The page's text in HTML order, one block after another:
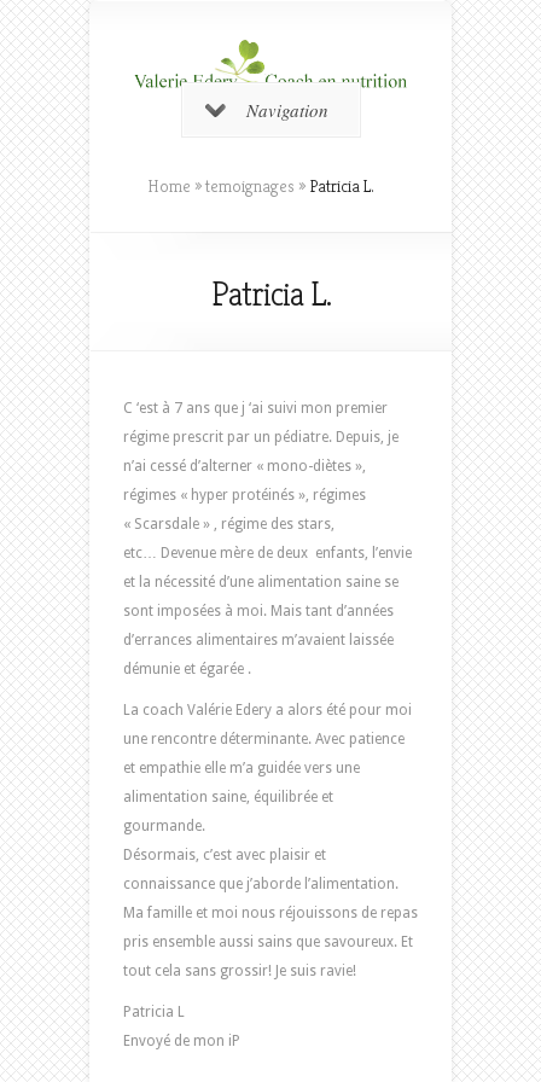
Navigation
Home »temoignages » Patricia L.
Patricia L.
C ‘est à 7 ans que j ‘ai suivi mon premier
régime prescrit par un pédiatre. Depuis, je
n’ai cessé d’alterner « mono-diètes »,
régimes « hyper protéinés », régimes
« Scarsdale » , régime des stars,
etc… Devenue mère de deux enfants, l’envie
et la nécessité d’une alimentation saine se
sont imposées à moi. Mais tant d’années
d’errances alimentaires m’avaient laissée
démunie et égarée .
La coach Valérie Edery a alors été pour moi
une rencontre déterminante. Avec patience
et empathie elle m’a guidée vers une
alimentation saine, équilibrée et
gourmande.
Désormais, c’est avec plaisir et
connaissance que j’aborde l’alimentation.
Ma famille et moi nous réjouissons de repas
pris ensemble aussi sains que savoureux. Et
tout cela sans grossir! Je suis ravie!
Patricia L
Envoyé de mon iP